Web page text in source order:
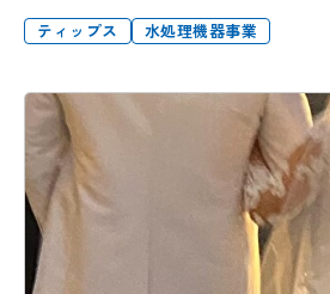
ティップス 水処理機器事業